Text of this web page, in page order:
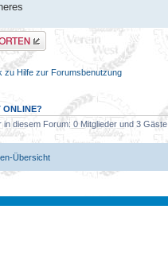
zu Hilfe zur Forumsbenutzung
ONLINE?
in diesem Forum: 0 Mitglieder und 3 Gäste
Übersicht